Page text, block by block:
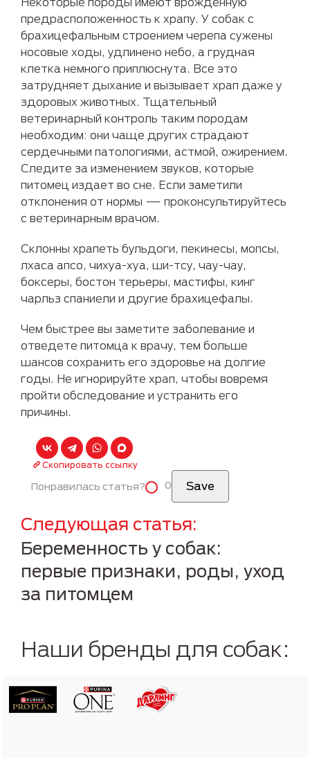
предрасположенность к храпу. У собак с
брахицефальным строением черепа сужены
носовые ходы, удлинено небо, а грудная
клетка немного приплюснута. Все это
затрудняет дыхание и вызывает храп даже у
здоровых животных. Тщательный
ветеринарный контроль таким породам
необходим: они чаще других страдают
сердечными патологиями, астмой, ожирением.
Следите за изменением звуков, которые
питомец издает во сне. Если заметили
отклонения от нормы — проконсультируйтесь
с ветеринарным врачом.
Склонны храпеть бульдоги, пекинесы, мопсы,
лхаса апсо, чихуа-хуа, ши-тсу, чау-чау,
боксеры, бостон терьеры, мастифы, кинг
чарльз спаниели и другие брахицефалы.
Чем быстрее вы заметите заболевание и
отведете питомца к врачу, тем больше
шансов сохранить его здоровье на долгие
годы. Не игнорируйте храп, чтобы вовремя
пройти обследование и устранить его
причины.
Скопировать ссылку
Понравилась статья? 0
Следующая статья
Беременность у собак:
первые признаки, роды, уход
за питомцем
Наши бренды для собак: